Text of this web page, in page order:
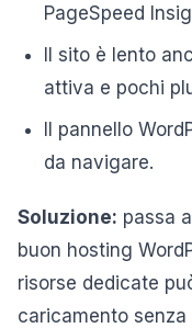
PageSpeed
Il sito è lento
attiva e pochi
Il pannello
da navigare.
Soluzione: passa
buon hosting
risorse dedicate
caricamento senza